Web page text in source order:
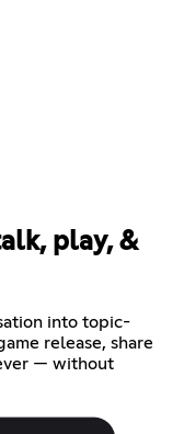
play, &
into topic-
release, share
— without